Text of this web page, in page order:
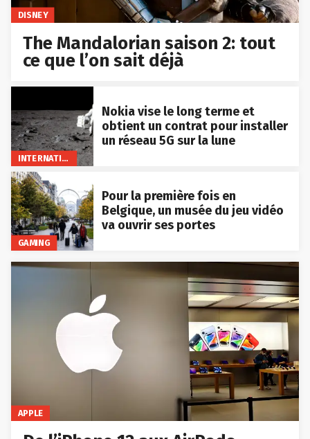
DISNEY
The Mandalorian saison 2: tout
ce que l’on sait déjà
INTERNATIONAL
Nokia vise le long terme et
obtient un contrat pour installer
un réseau 5G sur la lune
GAMING
Pour la première fois en
Belgique, un musée du jeu vidéo
va ouvrir ses portes
APPLE